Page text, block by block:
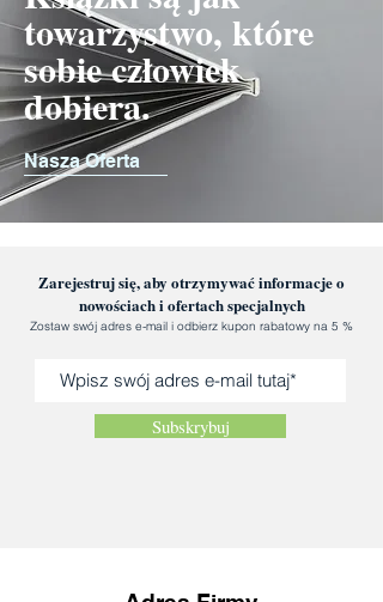
towarzystwo, które
sobie człowiek
dobiera.
Nasza Oferta
Zarejestruj się, aby otrzymywać informacje o
nowościach i ofertach specjalnych
Zostaw swój adres e-mail i odbierz kupon rabatowy na 5 %
Subskrybuj